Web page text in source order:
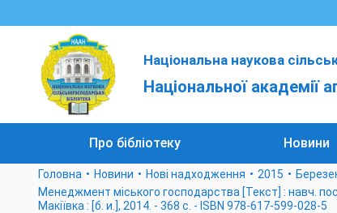
Національна наукова
Національної академії
Про бібліотеку Новини
Головна Новини Нові надходження 2015
Менеджмент міського господарства [Текст] : навч.
Макіївка : [б. и.], 2014. - 368 с. - ISBN 978-617-599-028-5